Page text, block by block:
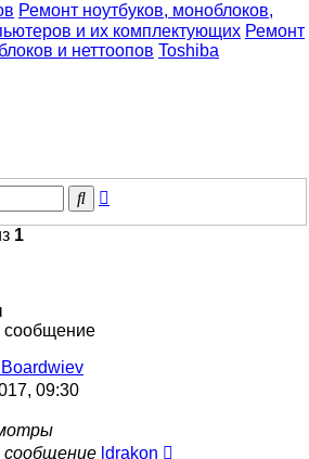
Ремонт ноутбуков, моноблоков,
и их комплектующих Ремонт
и неттоопов Toshiba
Поиск
1
сообщение
09:30
сообщение ldrakon